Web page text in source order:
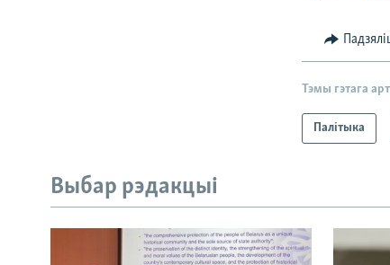
Тэмы гэтага
Палітыка
Выбар рэдакцыі